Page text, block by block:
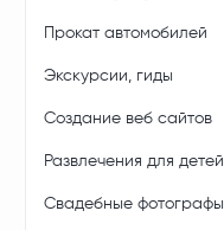
Прокат автомобилей
Экскурсии, гиды
Создание веб сайтов
Развлечения для детей
Свадебные фотографы